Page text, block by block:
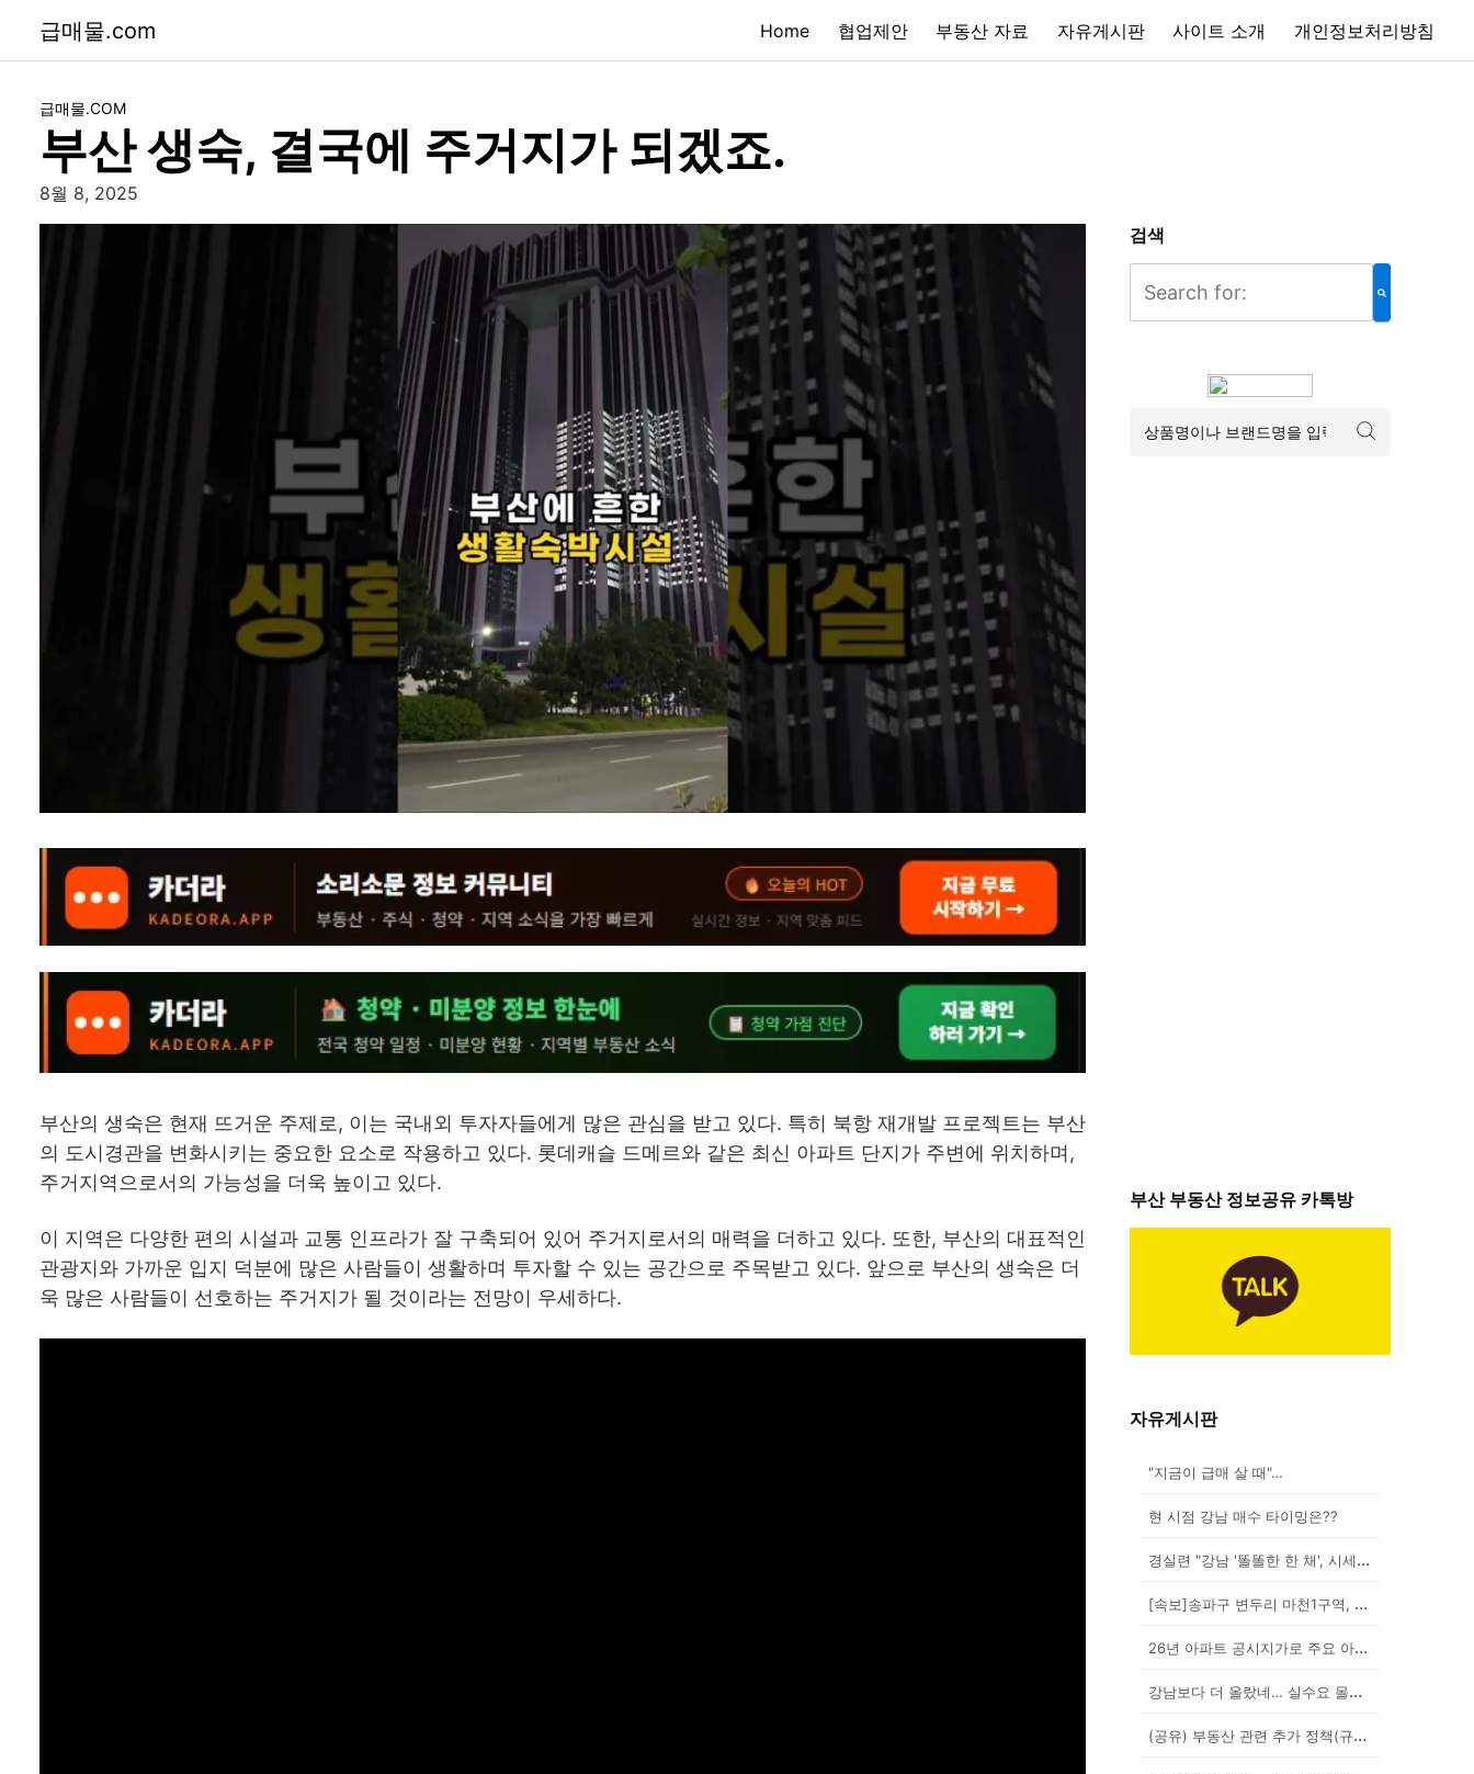
급매물.com Home 협업제안 부동산 자료 자유게시판 사이트 소개 개인정보처리방침
급매물.COM
부산 생숙, 결국에 주거지가 되겠죠.
8월 8, 2025
부산의 생숙은 현재 뜨거운 주제로, 이는 국내외 투자자들에게 많은 관심을 받고 있다. 특히 북항 재개발 프로젝트는 부산
의 도시경관을 변화시키는 중요한 요소로 작용하고 있다. 롯데캐슬 드메르와 같은 최신 아파트 단지가 주변에 위치하며,
주거지역으로서의 가능성을 더욱 높이고 있다.
이 지역은 다양한 편의 시설과 교통 인프라가 잘 구축되어 있어 주거지로서의 매력을 더하고 있다. 또한, 부산의 대표적인
관광지와 가까운 입지 덕분에 많은 사람들이 생활하며 투자할 수 있는 공간으로 주목받고 있다. 앞으로 부산의 생숙은 더
욱 많은 사람들이 선호하는 주거지가 될 것이라는 전망이 우세하다.
검색
부산 부동산 정보공유 카톡방
자유게시판
"지금이 급매 살 때"…
현 시점 강남 매수 타이밍은??
경실련 "강남 '똘똘한 한 채', 시세 차익 102억인...
[속보]송파구 변두리 마천1구역, 49층 랜드마크로 날...
26년 아파트 공시지가로 주요 아파트 보유세 시뮬레이션...
강남보다 더 올랐네… 실수요 몰린 이곳은?
(공유) 부동산 관련 추가 정책(규제) 발표 예상됩니다...